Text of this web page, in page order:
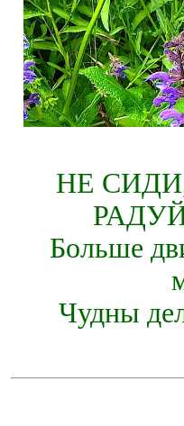
НЕ
Больше
Чудны